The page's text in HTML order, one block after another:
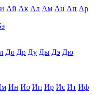
Ай Ак Ал Ам Ан Ап Ар
До Др Ду Ды Дэ Дю
Ин Ио Ип Ир Ис Ит Иф